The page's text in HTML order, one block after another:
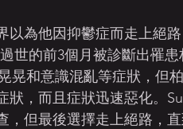
以為他因抑鬱症而走上絕
世的前3個月被診斷出罹
晃和意識混亂等症狀，但
，而且症狀迅速惡化。
，但最後選擇走上絕路，